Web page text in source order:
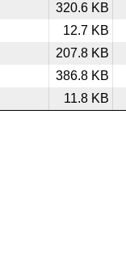
320.6 KB
12.7 KB
207.8 KB
386.8 KB
11.8 KB